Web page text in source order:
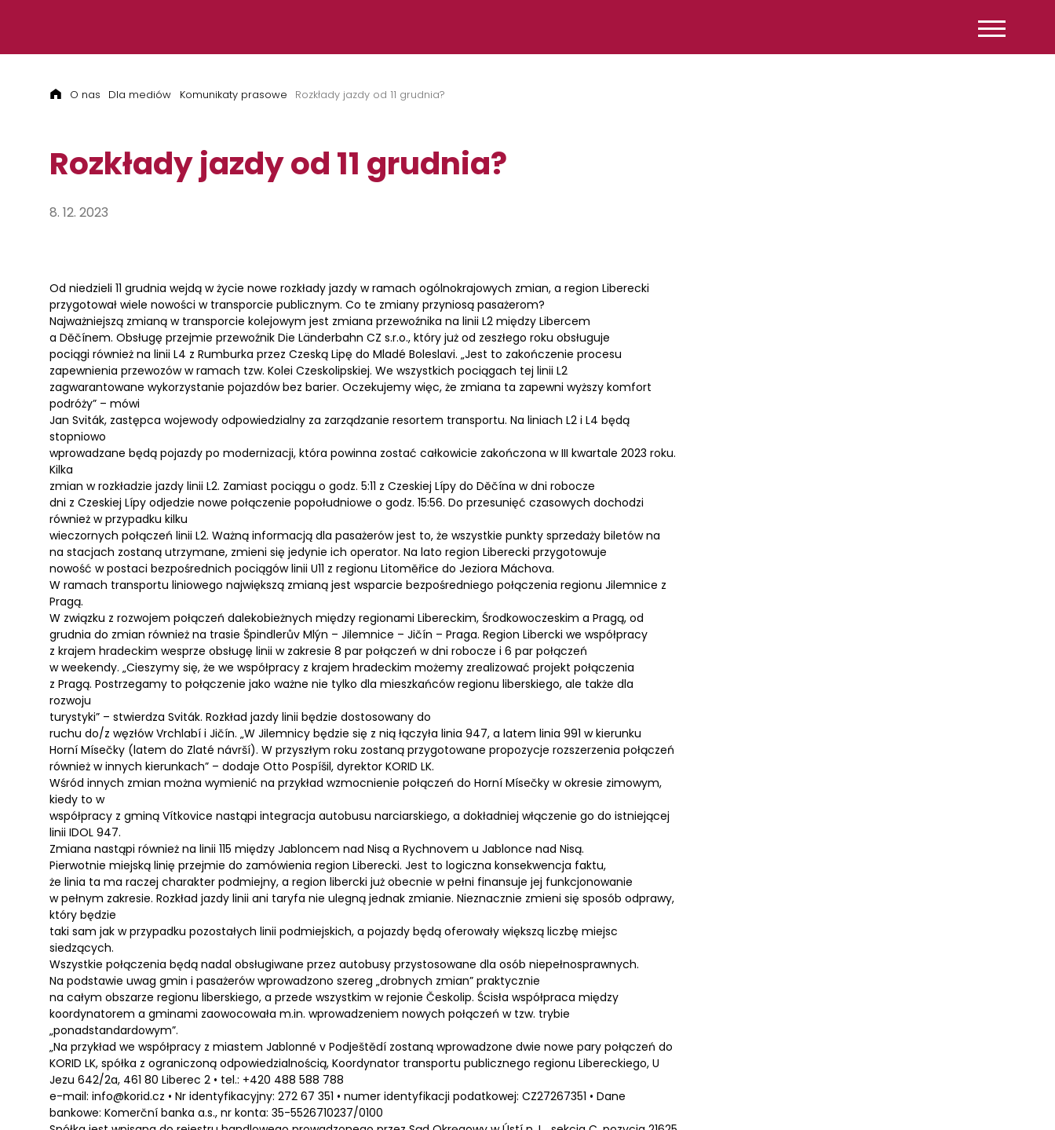
O nas Dla mediów Komunikaty prasowe Rozkłady jazdy od 11 grudnia?
Rozkłady jazdy od 11 grudnia?
8. 12. 2023
Od niedzieli 11 grudnia wejdą w życie nowe rozkłady jazdy w ramach ogólnokrajowych zmian, a region Liberecki
przygotował wiele nowości w transporcie publicznym. Co te zmiany przyniosą pasażerom?
Najważniejszą zmianą w transporcie kolejowym jest zmiana przewoźnika na linii L2 między Libercem
a Děčínem. Obsługę przejmie przewoźnik Die Länderbahn CZ s.r.o., który już od zeszłego roku obsługuje
pociągi również na linii L4 z Rumburka przez Czeską Lipę do Mladé Boleslavi. „Jest to zakończenie procesu
zapewnienia przewozów w ramach tzw. Kolei Czeskolipskiej. We wszystkich pociągach tej linii L2
zagwarantowane wykorzystanie pojazdów bez barier. Oczekujemy więc, że zmiana ta zapewni wyższy komfort
podróży” – mówi
Jan Sviták, zastępca wojewody odpowiedzialny za zarządzanie resortem transportu. Na liniach L2 i L4 będą
stopniowo
wprowadzane będą pojazdy po modernizacji, która powinna zostać całkowicie zakończona w III kwartale 2023 roku.
Kilka
zmian w rozkładzie jazdy linii L2. Zamiast pociągu o godz. 5:11 z Czeskiej Lípy do Děčína w dni robocze
dni z Czeskiej Lípy odjedzie nowe połączenie popołudniowe o godz. 15:56. Do przesunięć czasowych dochodzi
również w przypadku kilku
wieczornych połączeń linii L2. Ważną informacją dla pasażerów jest to, że wszystkie punkty sprzedaży biletów na
na stacjach zostaną utrzymane, zmieni się jedynie ich operator. Na lato region Liberecki przygotowuje
nowość w postaci bezpośrednich pociągów linii U11 z regionu Litoměřice do Jeziora Máchova.
W ramach transportu liniowego największą zmianą jest wsparcie bezpośredniego połączenia regionu Jilemnice z
Pragą.
W związku z rozwojem połączeń dalekobieżnych między regionami Libereckim, Środkowoczeskim a Pragą, od
grudnia do zmian również na trasie Špindlerův Mlýn – Jilemnice – Jičín – Praga. Region Libercki we współpracy
z krajem hradeckim wesprze obsługę linii w zakresie 8 par połączeń w dni robocze i 6 par połączeń
w weekendy. „Cieszymy się, że we współpracy z krajem hradeckim możemy zrealizować projekt połączenia
z Pragą. Postrzegamy to połączenie jako ważne nie tylko dla mieszkańców regionu liberskiego, ale także dla
rozwoju
turystyki” – stwierdza Sviták. Rozkład jazdy linii będzie dostosowany do
ruchu do/z węzłów Vrchlabí i Jičín. „W Jilemnicy będzie się z nią łączyła linia 947, a latem linia 991 w kierunku
Horní Mísečky (latem do Zlaté návrší). W przyszłym roku zostaną przygotowane propozycje rozszerzenia połączeń
również w innych kierunkach” – dodaje Otto Pospíšil, dyrektor KORID LK.
Wśród innych zmian można wymienić na przykład wzmocnienie połączeń do Horní Mísečky w okresie zimowym,
kiedy to w
współpracy z gminą Vítkovice nastąpi integracja autobusu narciarskiego, a dokładniej włączenie go do istniejącej
linii IDOL 947.
Zmiana nastąpi również na linii 115 między Jabloncem nad Nisą a Rychnovem u Jablonce nad Nisą.
Pierwotnie miejską linię przejmie do zamówienia region Liberecki. Jest to logiczna konsekwencja faktu,
że linia ta ma raczej charakter podmiejny, a region libercki już obecnie w pełni finansuje jej funkcjonowanie
w pełnym zakresie. Rozkład jazdy linii ani taryfa nie ulegną jednak zmianie. Nieznacznie zmieni się sposób odprawy,
który będzie
taki sam jak w przypadku pozostałych linii podmiejskich, a pojazdy będą oferowały większą liczbę miejsc
siedzących.
Wszystkie połączenia będą nadal obsługiwane przez autobusy przystosowane dla osób niepełnosprawnych.
Na podstawie uwag gmin i pasażerów wprowadzono szereg „drobnych zmian” praktycznie
na całym obszarze regionu liberskiego, a przede wszystkim w rejonie Českolip. Ścisła współpraca między
koordynatorem a gminami zaowocowała m.in. wprowadzeniem nowych połączeń w tzw. trybie
„ponadstandardowym”.
„Na przykład we współpracy z miastem Jablonné v Podještědí zostaną wprowadzone dwie nowe pary połączeń do
KORID LK, spółka z ograniczoną odpowiedzialnością, Koordynator transportu publicznego regionu Libereckiego, U
Jezu 642/2a, 461 80 Liberec 2 • tel.: +420 488 588 788
e-mail: info@korid.cz • Nr identyfikacyjny: 272 67 351 • numer identyfikacji podatkowej: CZ27267351 • Dane
bankowe: Komerční banka a.s., nr konta: 35-5526710237/0100